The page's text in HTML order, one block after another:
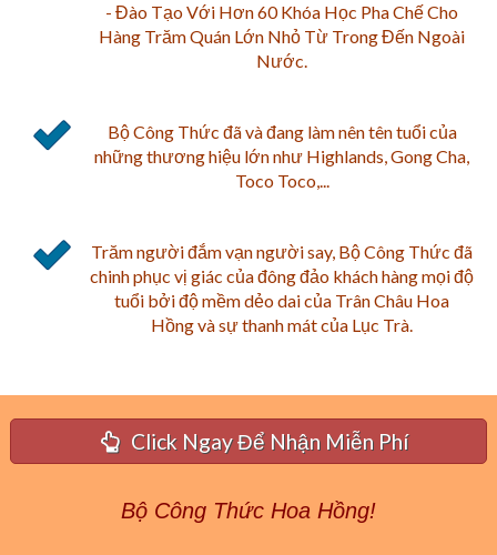
- Đào Tạo Với Hơn 60 Khóa Học Pha Chế Cho
Hàng Trăm Quán Lớn Nhỏ Từ Trong Đến Ngoài
Nước.
Bộ Công Thức đã và đang làm nên tên tuổi của
những thương hiệu lớn như Highlands, Gong Cha,
Toco Toco,...
Trăm người đắm vạn người say, Bộ Công Thức đã
chinh phục vị giác của đông đảo khách hàng mọi độ
tuổi bởi độ mềm dẻo dai của Trân Châu Hoa
Hồng và sự thanh mát của Lục Trà.
Click Ngay Để Nhận Miễn Phí
Bộ Công Thức Hoa Hồng!